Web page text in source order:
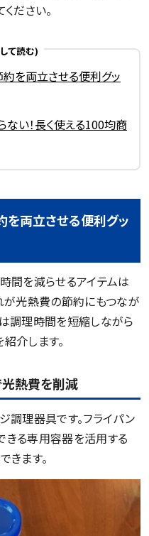
ださい。
を両立させる便利グッ
ない！長く使える100均商
を両立させる便利グッ
間を減らせるアイテムは
が光熱費の節約にもつなが
調理時間を短縮しながら
介します。
熱費を削減
調理器具です。フライパン
る専用容器を活用する
きます。